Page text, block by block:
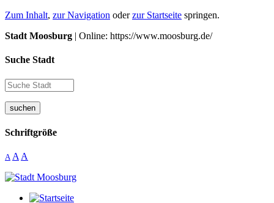
Zum Inhalt, zur Navigation oderzur Startseite springen.
Stadt Moosburg | Online: https://www.moosburg.de/
Suche Stadt
suchen
Schriftgröße
A A A